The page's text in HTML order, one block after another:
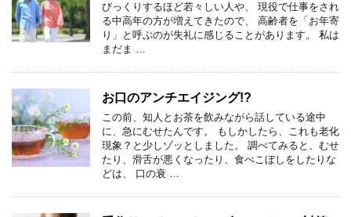
びっくりするほど若々しい人や、 現役で仕事をされ
る中高年の方が増えてきたので、 高齢者を「お年寄
り」と呼ぶのが失礼に感じることがあります。 私は
まだま …
お口のアンチエイジング!?
この前、知人とお茶を飲みながら話している途中
に、急にむせたんです。 もしかしたら、これも老化
現象？と少しゾッとしました。 調べてみると、むせ
たり、滑舌が悪くなったり、食べこぼしをしたりな
どは、 口の衰 …